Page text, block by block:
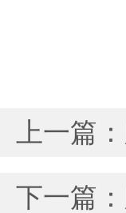
上一篇：
下一篇：